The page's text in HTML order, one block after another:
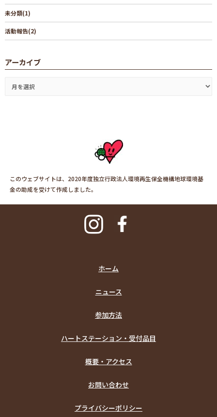
未分類(1)
活動報告(2)
アーカイブ
このウェブサイトは、2020年度独立行政法人環境再生保全機構地球環境基
金の助成を受けて作成しました。
ホーム
ニュース
参加方法
ハートステーション・受付品目
概要・アクセス
お問い合わせ
プライバシーポリシー